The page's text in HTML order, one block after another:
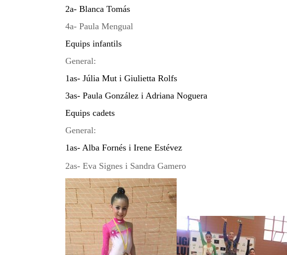
2a- Blanca Tomás
4a- Paula Mengual
Equips infantils
General:
1as- Júlia Mut i Giulietta Rolfs
3as- Paula González i Adriana Noguera
Equips cadets
General:
1as- Alba Fornés i Irene Estévez
2as- Eva Signes i Sandra Gamero